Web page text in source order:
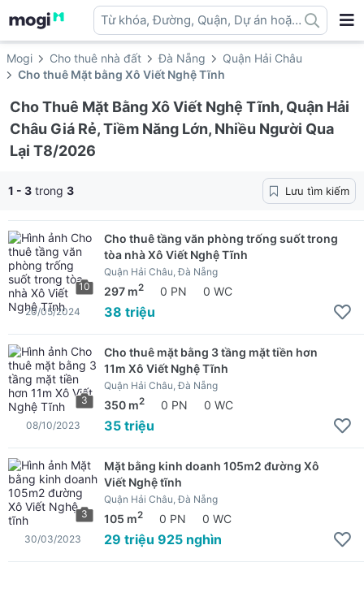
Từ khóa, Đường, Quận, Dự án hoặc
địa danh ...
Mogi Cho thuê nhà đất Đà Nẵng
Quận Hải Châu
Cho thuê Mặt bằng Xô Viết Nghệ Tĩnh
Cho Thuê Mặt Bằng Xô Viết Nghệ Tĩnh, Quận Hải
Châu Giá Rẻ, Tiềm Năng Lớn, Nhiều Người Qua
Lại T8/2026
1 - 3 trong 3 Lưu tìm kiếm
10
Cho thuê tầng văn phòng trống suốt trong
tòa nhà Xô Viết Nghệ Tĩnh
Quận Hải Châu, Đà Nẵng
297 m2 0 PN 0 WC
38 triệu
20/05/2024
3
Cho thuê mặt bằng 3 tầng mặt tiền hơn
11m Xô Viết Nghệ Tĩnh
Quận Hải Châu, Đà Nẵng
350 m2 0 PN 0 WC
35 triệu
08/10/2023
3
Mặt bằng kinh doanh 105m2 đường Xô
Viết Nghệ tĩnh
Quận Hải Châu, Đà Nẵng
105 m2 0 PN 0 WC
29 triệu 925 nghìn
30/03/2023